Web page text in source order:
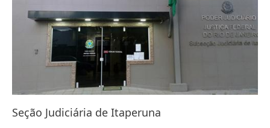
Seção Judiciária de Itaperuna